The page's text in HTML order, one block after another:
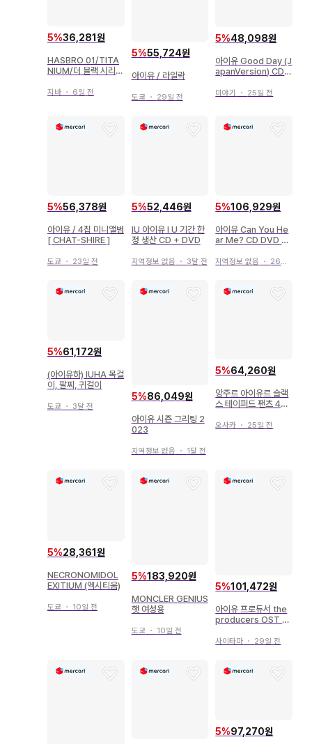
5%36,281원
HASBRO 01/TITA
NIUM/더 블랙 시리즈
지바 ・ 6일 전
5%55,724원
아이유 / 라일락
도쿄 ・ 29일 전
5%48,098원
아이유 Good Day (J
apanVersion) CD
미야기 ・ 25일 전
5%56,378원
아이유 / 4집 미니앨범
[ CHAT-SHIRE ]
도쿄 ・ 23일 전
5%52,446원
IU 아이유 I U 기간 한
정 생산 CD + DVD
지역정보 없음 ・ 3달 전
5%106,929원
아이유 Can You He
ar Me? CD DVD 초
지역정보 없음 ・ 26일 전
5%61,172원
(아이유하) IUHA 목걸
이, 팔찌, 귀걸이
도쿄 ・ 3달 전
5%86,049원
아이유 시즌 그리팅 2
023
지역정보 없음 ・ 1달 전
5%64,260원
앙주르 아이유르 슬랙
스 테이퍼드 팬츠 42
오사카 ・ 25일 전
5%28,361원
NECRONOMIDOL
EXITIUM (엑시티움)
도쿄 ・ 10일 전
5%183,920원
MONCLER GENIUS
햇 여성용
도쿄 ・ 10일 전
5%101,472원
아이유 프로듀서 the
producers OST S
사이타마 ・ 29일 전
5%97,270원